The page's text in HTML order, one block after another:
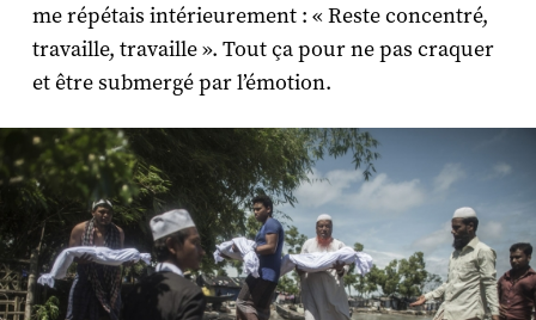
me répétais intérieurement : « Reste concentré,
travaille, travaille ». Tout ça pour ne pas craquer
et être submergé par l’émotion.